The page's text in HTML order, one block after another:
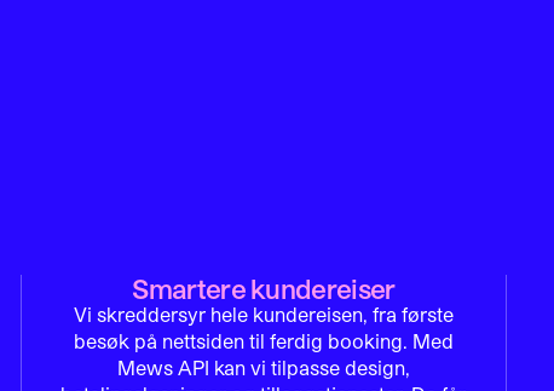
Smartere kundereiser
Vi skreddersyr hele kundereisen, fra første
besøk på nettsiden til ferdig booking. Med
Mews API kan vi tilpasse design,